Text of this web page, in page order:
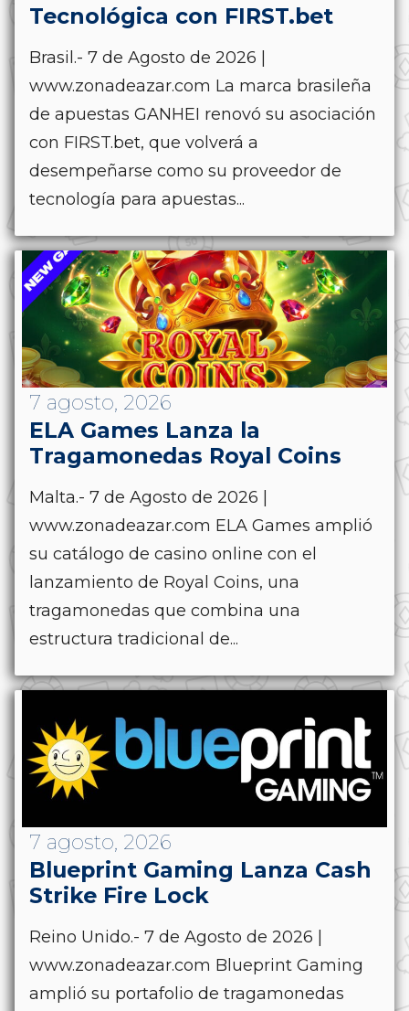
Tecnológica con FIRST.bet
Brasil.- 7 de Agosto de 2026 |
www.zonadeazar.com La marca brasileña
de apuestas GANHEI renovó su asociación
con FIRST.bet, que volverá a
desempeñarse como su proveedor de
tecnología para apuestas...
7 agosto, 2026
ELA Games Lanza la
Tragamonedas Royal Coins
Malta.- 7 de Agosto de 2026 |
www.zonadeazar.com ELA Games amplió
su catálogo de casino online con el
lanzamiento de Royal Coins, una
tragamonedas que combina una
estructura tradicional de...
7 agosto, 2026
Blueprint Gaming Lanza Cash
Strike Fire Lock
Reino Unido.- 7 de Agosto de 2026 |
www.zonadeazar.com Blueprint Gaming
amplió su portafolio de tragamonedas